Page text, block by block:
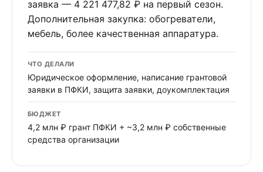
заявка — 4 221 477,82 ₽ на первый сезон.
Дополнительная закупка: обогреватели,
мебель, более качественная аппаратура.
ЧТО ДЕЛАЛИ
Юридическое оформление, написание грантовой
заявки в ПФКИ, защита заявки, доукомплектация
БЮДЖЕТ
4,2 млн ₽ грант ПФКИ + ~3,2 млн ₽ собственные
средства организации